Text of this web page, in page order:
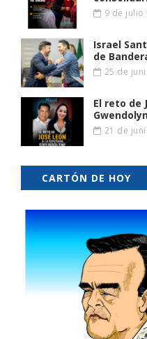
9 de julio
Israel
de
25 de
El reto de
21 de
CARTÓN DE HOY